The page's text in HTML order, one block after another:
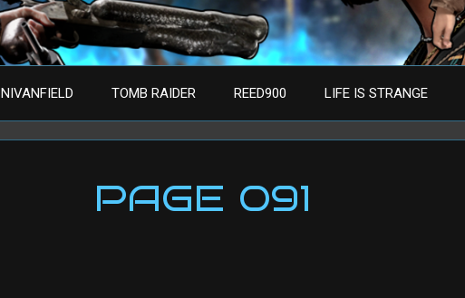
NIVANFIELD TOMB RAIDER REED900 LIFE IS STRANGE
PAGE 091